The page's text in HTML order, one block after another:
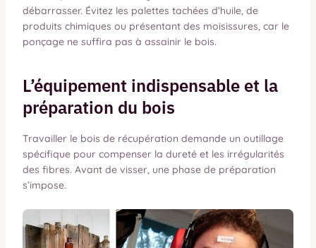
débarrasser. Évitez les palettes tachées d’huile, de
produits chimiques ou présentant des moisissures, car le
ponçage ne suffira pas à assainir le bois.
L’équipement indispensable et la
préparation du bois
Travailler le bois de récupération demande un outillage
spécifique pour compenser la dureté et les irrégularités
des fibres. Avant de visser, une phase de préparation
s’impose.